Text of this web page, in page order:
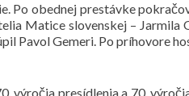
Po obednej prestávke
Matice slovenskej – Jarmila
Pavol Gemeri. Po príhovore
výročia presídlenia a 70.